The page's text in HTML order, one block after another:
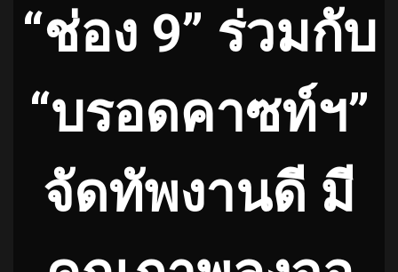
“ช่อง 9” ร่วมกับ
“บรอดคาซท์ฯ”
จัดทัพงานดี มี